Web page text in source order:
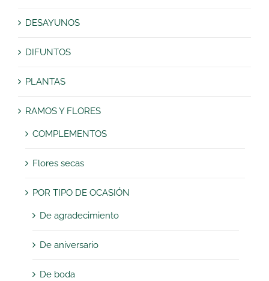
DESAYUNOS
DIFUNTOS
PLANTAS
RAMOS Y FLORES
COMPLEMENTOS
Flores secas
POR TIPO DE OCASIÓN
De agradecimiento
De aniversario
De boda